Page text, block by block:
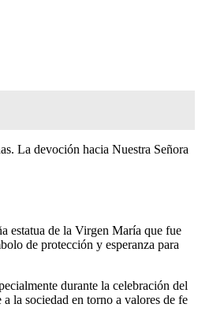
La devoción hacia Nuestra Señora
estatua de la Virgen María que fue
de protección y esperanza para
durante la celebración del
la sociedad en torno a valores de fe